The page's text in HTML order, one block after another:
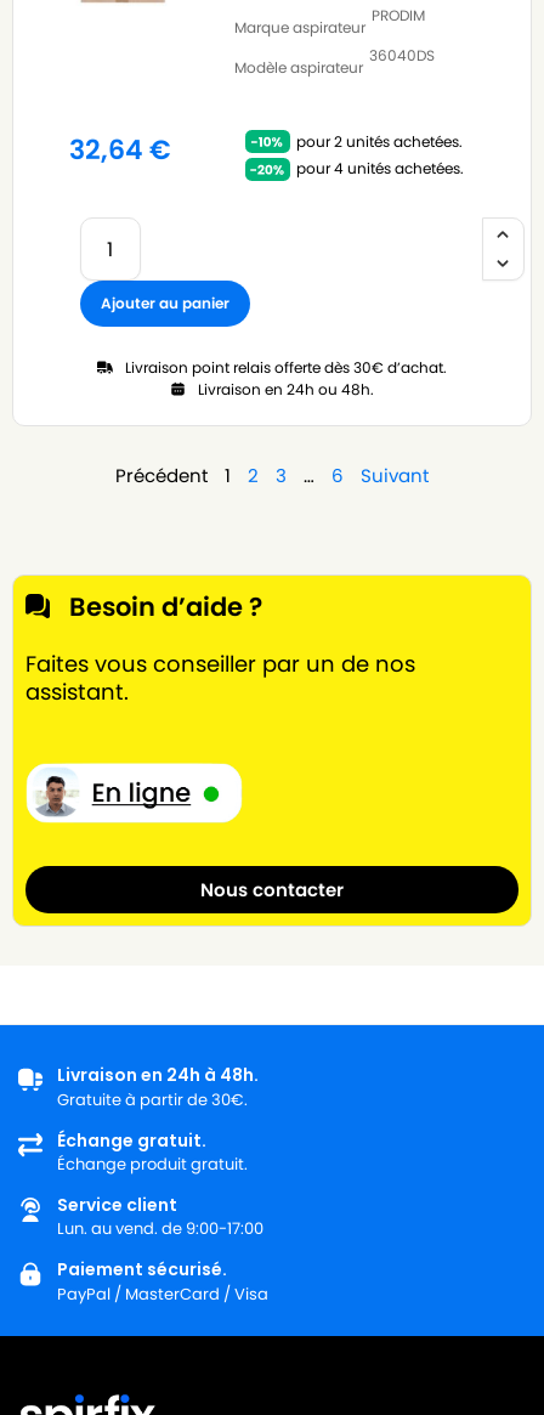
Besoin d’aide ?
Faites vous conseiller par un de nos
assistant.
Nous contacter
Marque aspirateur
PRODIM
Modèle aspirateur
36040DS
32,64€
pour 2 unités achetées.
pour 4 unités achetées.
Ajouter au panier
Livraison point relais offerte dès 30€ d’achat.
Livraison en 24h ou 48h.
Précédent 1 2 3 … 6 Suivant
Livraison en 24h à 48h.
Gratuite à partir de 30€.
Échange gratuit.
Échange produit gratuit.
Service client
Lun. au vend. de 9:00-17:00
Paiement sécurisé.
PayPal / MasterCard / Visa